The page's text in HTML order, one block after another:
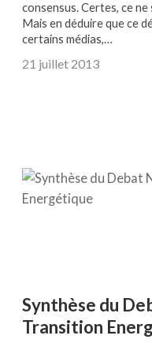
consensus. Certes, ce
Mais en déduire que ce
certains médias,…
21 juillet 2013
Synthèse du
Transition